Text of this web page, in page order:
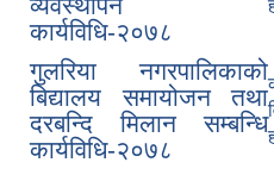
व्यवस्थापन
कार्यविधि-२०७८
गुलरिया नगरपालिकाको
बिद्यालय समायोजन तथा
दरबन्दि मिलान सम्बन्धि
कार्यविधि-२०७८